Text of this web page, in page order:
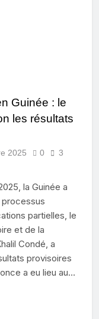
Guinée : le
les résultats
2025 0
3
la Guinée a
partielles, le
et de la
Condé, a
provisoires
a eu lieu au…